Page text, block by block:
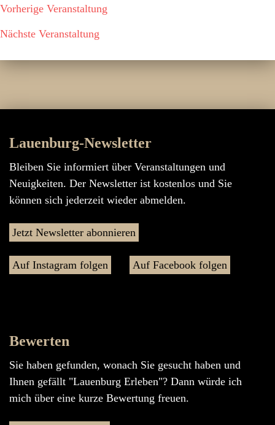
Vorherige Veranstaltung
Nächste Veranstaltung
Lauenburg-Newsletter
Bleiben Sie informiert über Veranstaltungen und
Neuigkeiten. Der Newsletter ist kostenlos und Sie
können sich jederzeit wieder abmelden.
Jetzt Newsletter abonnieren
Auf Instagram folgen Auf Facebook folgen
Bewerten
Sie haben gefunden, wonach Sie gesucht haben und
Ihnen gefällt "Lauenburg Erleben"? Dann würde ich
mich über eine kurze Bewertung freuen.